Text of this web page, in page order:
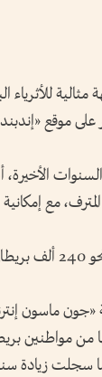
على موقع
السنوات
مع
«جون ماسون